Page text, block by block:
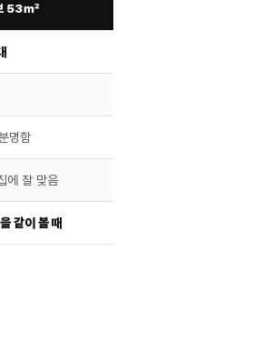
53㎡
명함
에 잘 맞음
같이 볼 때